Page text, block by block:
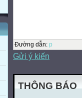
Đường dẫn: p
Gửi ý kiến
THÔNG BÁO